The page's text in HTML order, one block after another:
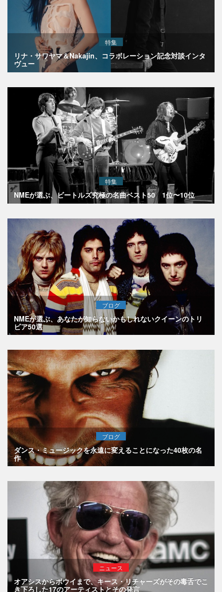
特集
リナ・サワヤマ＆Nakajin、コラボレーション記念対談インタ
ヴュー
特集
NMEが選ぶ、ビートルズ究極の名曲ベスト50 1位〜10位
ブログ
NMEが選ぶ、あなたが知らないかもしれないクイーンのトリ
ビア50選
ブログ
ダンス・ミュージックを永遠に変えることになった40枚の名
作
ニュース
オアシスからボウイまで、キース・リチャーズがその毒舌でこ
き下ろした17のアーティストとその発言